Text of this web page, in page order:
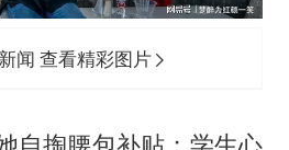
闻 查看精彩图片